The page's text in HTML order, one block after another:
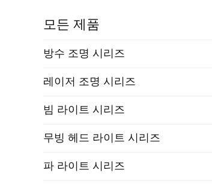
모든 제품
방수 조명 시리즈
레이저 조명 시리즈
빔 라이트 시리즈
무빙 헤드 라이트 시리즈
파 라이트 시리즈